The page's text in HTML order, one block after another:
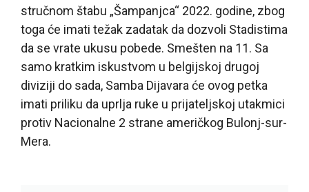
stručnom štabu „Šampanjca“ 2022. godine, zbog
toga će imati težak zadatak da dozvoli Stadistima
da se vrate ukusu pobede. Smešten na 11. Sa
samo kratkim iskustvom u belgijskoj drugoj
diviziji do sada, Samba Dijavara će ovog petka
imati priliku da uprlja ruke u prijateljskoj utakmici
protiv Nacionalne 2 strane američkog Bulonj-sur-
Mera.